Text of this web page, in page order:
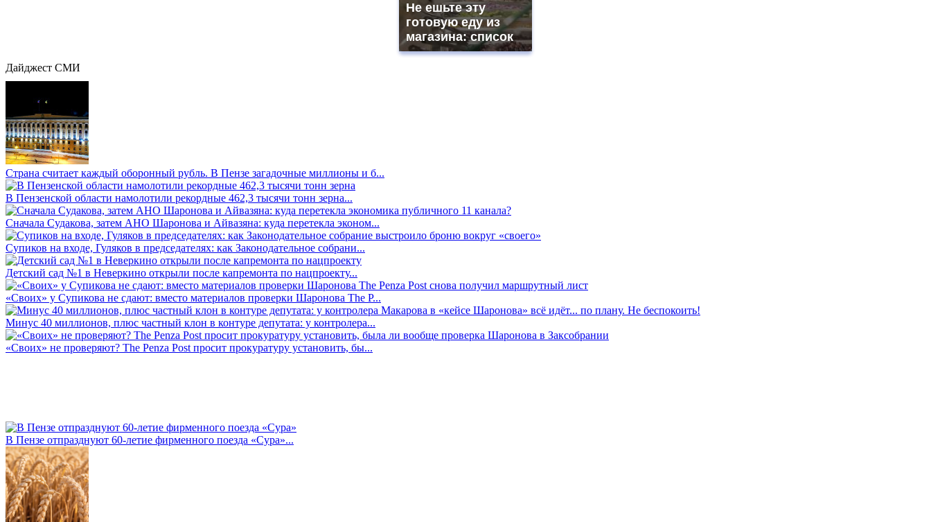
Не ешьте эту
готовую еду из
магазина: список
Дайджест СМИ
Страна считает каждый оборонный рубль. В Пензе загадочные миллионы и б...
В Пензенской области намолотили рекордные 462,3 тысячи тонн зерна...
Сначала Судакова, затем АНО Шаронова и Айвазяна: куда перетекла эконом...
Супиков на входе, Гуляков в председателях: как Законодательное собрани...
Детский сад №1 в Неверкино открыли после капремонта по нацпроекту...
«Своих» у Супикова не сдают: вместо материалов проверки Шаронова The P...
Минус 40 миллионов, плюс частный клон в контуре депутата: у контролера...
«Своих» не проверяют? The Penza Post просит прокуратуру установить, бы...
В Пензе отпразднуют 60-летие фирменного поезда «Сура»...